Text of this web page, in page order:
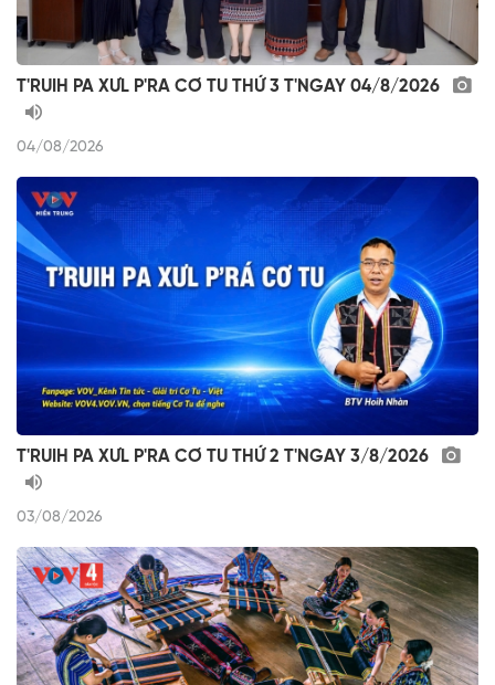
T'RUIH PA XƯL P'RA CƠ TU THỨ 3 T'NGAY 04/8/2026
04/08/2026
T'RUIH PA XƯL P'RA CƠ TU THỨ 2 T'NGAY 3/8/2026
03/08/2026